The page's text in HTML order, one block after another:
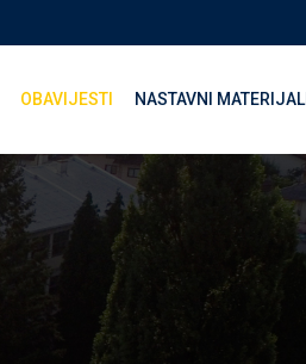
OBAVIJESTI NASTAVNI MATERIJALI